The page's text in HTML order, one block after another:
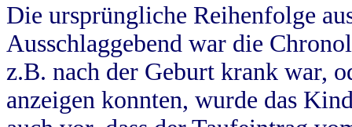
Die ursprüngliche Reihenfolge
Ausschlaggebend war die
z.B. nach der Geburt krank war,
anzeigen konnten, wurde das